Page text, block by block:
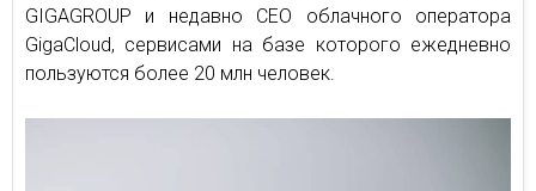
GIGAGROUP и недавно CEO облачного оператора
GigaCloud, сервисами на базе которого ежедневно
пользуются более 20 млн человек.